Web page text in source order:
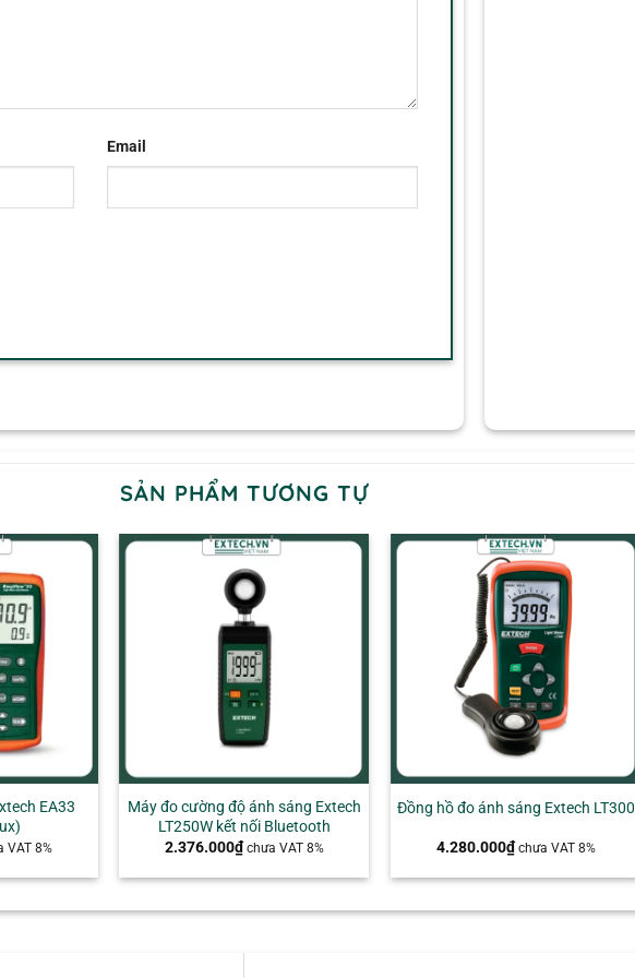
Email
SẢN PHẨM TƯƠNG TỰ
EA33
VAT 8%
Máy đo cường độ ánh sáng Extech
LT250W kết nối Bluetooth
2.376.000₫ chưa VAT 8%
Đồng hồ đo ánh sáng Extech LT300
4.280.000₫ chưa VAT 8%